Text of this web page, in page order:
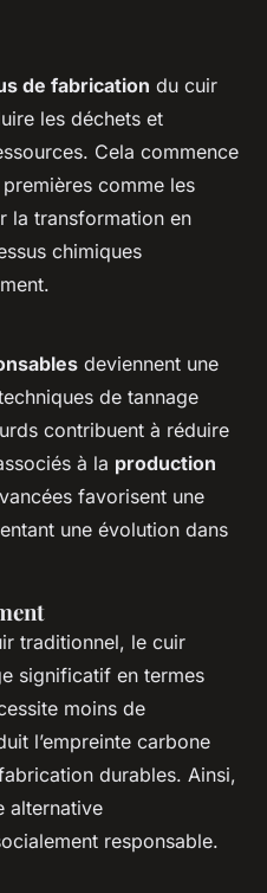
de fabrication du cuir
les déchets et
Cela commence
comme les
la transformation en
chimiques
deviennent une
de tannage
contribuent à réduire
à la production
favorisent une
une évolution dans
traditionnel, le cuir
significatif en termes
moins de
l’empreinte carbone
durables. Ainsi,
alternative
responsable.